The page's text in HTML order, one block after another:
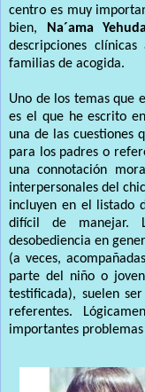
centro es muy
bien,
Na´ama Yehuda
descripciones
familias de acogida.
Uno de los temas que
es el que he escrito
una de las cuestiones
para los padres o
una connotación
interpersonales del
incluyen en el listado
difícil de manejar.
desobediencia en
(a veces,
parte del niño o
testificada), suelen
referentes.
importantes